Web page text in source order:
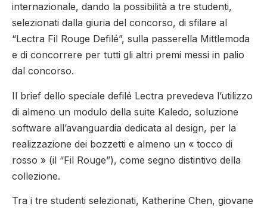
internazionale, dando la possibilità a tre studenti,
selezionati dalla giuria del concorso, di sfilare al
“Lectra Fil Rouge Defilé”, sulla passerella Mittlemoda
e di concorrere per tutti gli altri premi messi in palio
dal concorso.
Il brief dello speciale defilé Lectra prevedeva l’utilizzo
di almeno un modulo della suite Kaledo, soluzione
software all’avanguardia dedicata al design, per la
realizzazione dei bozzetti e almeno un « tocco di
rosso » (il “Fil Rouge”), come segno distintivo della
collezione.
Tra i tre studenti selezionati, Katherine Chen, giovane